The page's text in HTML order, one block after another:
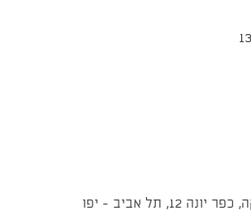
תל אביב - יפו